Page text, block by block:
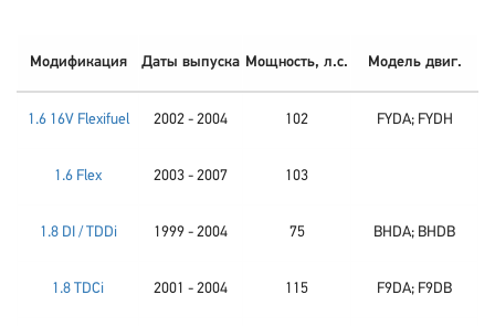
Модификация Даты выпуска Мощность, л.с. Модель двиг.
1.6 16V Flexifuel 2002 - 2004 102 FYDA; FYDH
1.6 Flex 2003 - 2007 103
1.8 DI / TDDi 1999 - 2004 75 BHDA; BHDB
1.8 TDCi 2001 - 2004 115 F9DA; F9DB